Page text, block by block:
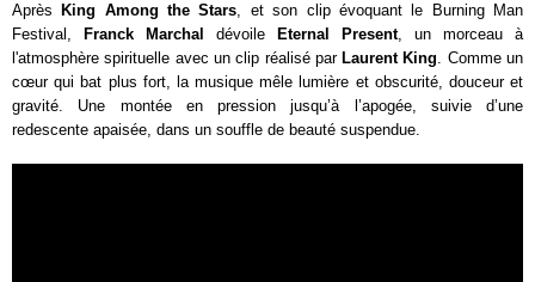
Après King Among the Stars, et son clip évoquant le Burning Man
Festival,
Franck Marchal dévoile Eternal Present, un morceau à
l'atmosphère spirituelle avec un clip réalisé par Laurent King. Comme un
cœur qui bat plus fort, la musique mêle lumière et obscurité, douceur et
gravité. Une montée en pression jusqu’à l’apogée, suivie d’une
redescente apaisée, dans un souffle de beauté suspendue.